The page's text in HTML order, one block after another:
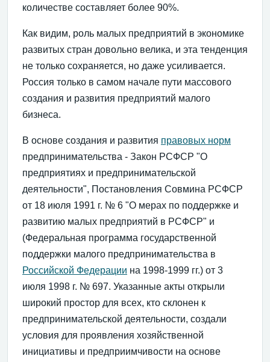
количестве составляет более 90%.
Как видим, роль малых предприятий в экономике
развитых стран довольно велика, и эта тенденция
не только сохраняется, но даже усиливается.
Россия только в самом начале пути массового
создания и развития предприятий малого
бизнеса.
В основе создания и развития правовых норм
предпринимательства - Закон РСФСР "О
предприятиях и предпринимательской
деятельности", Постановления Совмина РСФСР
от 18 июля 1991 г. № 6 "О мерах по поддержке и
развитию малых предприятий в РСФСР" и
(Федеральная программа государственной
поддержки малого предпринимательства в
Российской Федерации на 1998-1999 гг.) от 3
июля 1998 г. № 697. Указанные акты открыли
широкий простор для всех, кто склонен к
предпринимательской деятельности, создали
условия для проявления хозяйственной
инициативы и предприимчивости на основе